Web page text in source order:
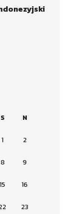
S N
1 2
8 9
15 16
23